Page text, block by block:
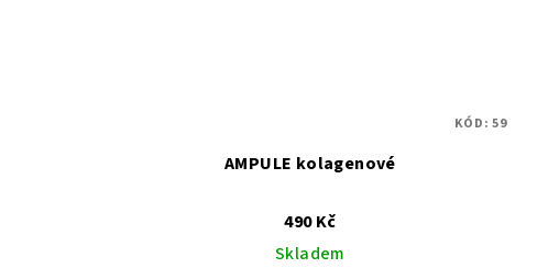
AMPULE kolagenové
490 Kč
Skladem
KÓD:59